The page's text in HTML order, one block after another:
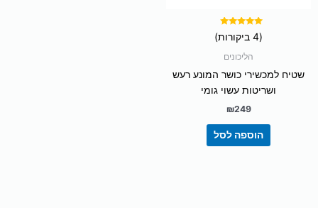
5.00
(4 ביקורות)
הליכונים
שטיח למכשירי כושר המונע רעש
ושריטות עשוי גומי
₪249
הוספה לסל